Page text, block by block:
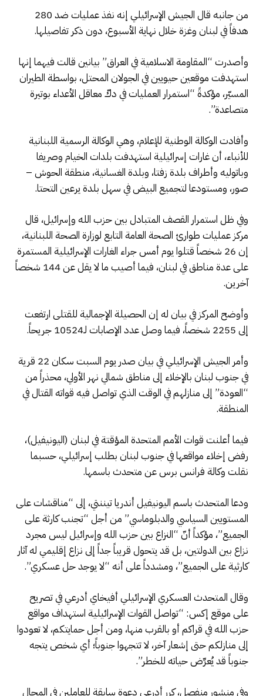
من جانبه قال الجيش الإسرائيلي إنه نفذ عمليات ضد 280
هدفاً في لبنان وغزة خلال نهاية الأسبوع، دون ذكر تفاصيلها.
وأصدرت “المقاومة الاسلامية في العراق” بيانين قالت فيهما إنها
استهدفت موقعين حيويين في الجولان المحتل، بواسطة الطيران
المسيّر، مؤكدةً “استمرار العمليات في دكّ معاقل الأعداء بوتيرة
متصاعدة”.
وأفادت الوكالة الوطنية للإعلام، وهي الوكالة الرسمية اللبنانية
للأنباء، أن غارات إسرائيلية استهدفت بلدات الخيام وصريفا
وباتوليه وأطراف بلدة زفتا، وبلدة الغسانية، منطقة الحوش –
صور، ومستودعا لتجميع البيض في سهل بلدة يرعين التحتا.
وفي ظل استمرار القصف المتبادل بين حزب الله وإسرائيل، قال
مركز عمليات طوارئ الصحة العامة التابع لوزارة الصحة اللبنانية،
إن 26 شخصاً قتلوا يوم أمس جراء الغارات الإسرائيلية المستمرة
على عدة مناطق في لبنان، فيما أصيب ما لا يقل عن 144 شخصاً
آخرين.
وأوضح المركز في بيان له إن الحصيلة الإجمالية للقتلى ارتفعت
إلى 2255 شخصاً، فيما وصل عدد الإصابات لـ10524 جريحاً.
وأمر الجيش الإسرائيلي في بيان صدر يوم السبت سكان 22 قرية
في جنوب لبنان بالإخلاء إلى مناطق شمالي نهر الأولي، محذراً من
“العودة” إلى منازلهم في الوقت الذي تواصل فيه قواته القتال في
المنطقة.
فيما أعلنت قوات الأمم المتحدة المؤقتة في لبنان (اليونيفيل)،
رفض إخلاء مواقعها في جنوب لبنان بطلب إسرائيلي، حسبما
نقلت وكالة فرانس برس عن متحدث باسمها.
ودعا المتحدث باسم اليونيفيل أندريا تيننتي، إلى “مناقشات على
المستويين السياسي والدبلوماسي” من أجل “تجنب كارثة على
الجميع”، مؤكداً أنّ “النزاع بين حزب الله وإسرائيل ليس مجرد
نزاع بين الدولتين، بل قد يتحول قريباً جداً إلى نزاع إقليمي له آثار
كارثية على الجميع”، ومشدداً على أنه “لا يوجد حل عسكري”.
وقال المتحدث العسكري الإسرائيلي أفيخاي أدرعي في تصريح
على موقع إكس: “تواصل القوات الإسرائيلية استهداف مواقع
حزب الله في قراكم أو بالقرب منها، ومن أجل حمايتكم، لا تعودوا
إلى منازلكم حتى إشعار آخر، لا تتجهوا جنوباً؛ أي شخص يتجه
جنوباً قد يُعرِّض حياته للخطر”.
وفي منشور منفصل، كرر أدرعي دعوة سابقة للعاملين في المجال